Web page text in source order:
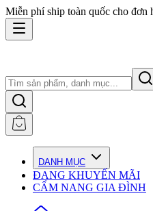
Miễn phí ship toàn quốc cho đơn
DANH MỤC
ĐANG KHUYẾN MÃI
CẨM NANG GIA ĐÌNH